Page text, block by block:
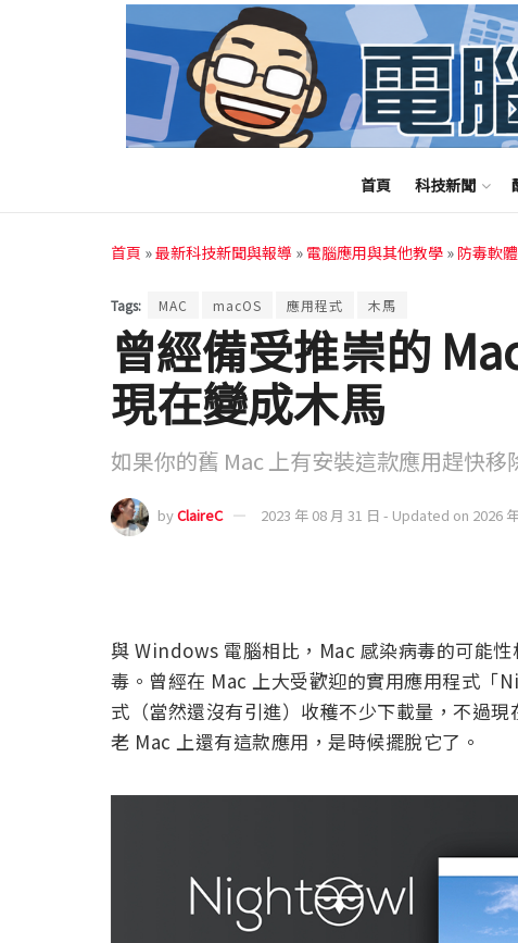
首頁 科技新聞
首頁 »最新科技新聞與報導 » 電腦應用與其他教學 » 防毒軟
Tags: MAC macOS 應用程式 木馬
曾經備受推崇的
現在變成木馬
如果你的舊 Mac 上有安裝這款應用趕快移
byClaireC 2023 年 08 月 31 日 - Updated on 2026
與 Windows 電腦相比，Mac 感染病毒的可能
毒。曾經在 Mac 上大受歡迎的實用應用程式
式（當然還沒有引進）收穫不少下載量，不過
老 Mac 上還有這款應用，是時候擺脫它了。